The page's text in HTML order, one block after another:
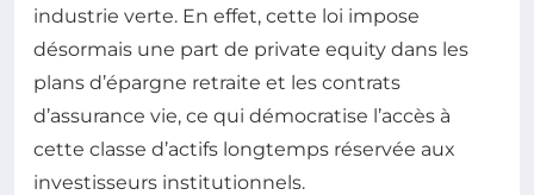
industrie verte. En effet, cette loi impose
désormais une part de private equity dans les
plans d’épargne retraite et les contrats
d’assurance vie, ce qui démocratise l’accès à
cette classe d’actifs longtemps réservée aux
investisseurs institutionnels.